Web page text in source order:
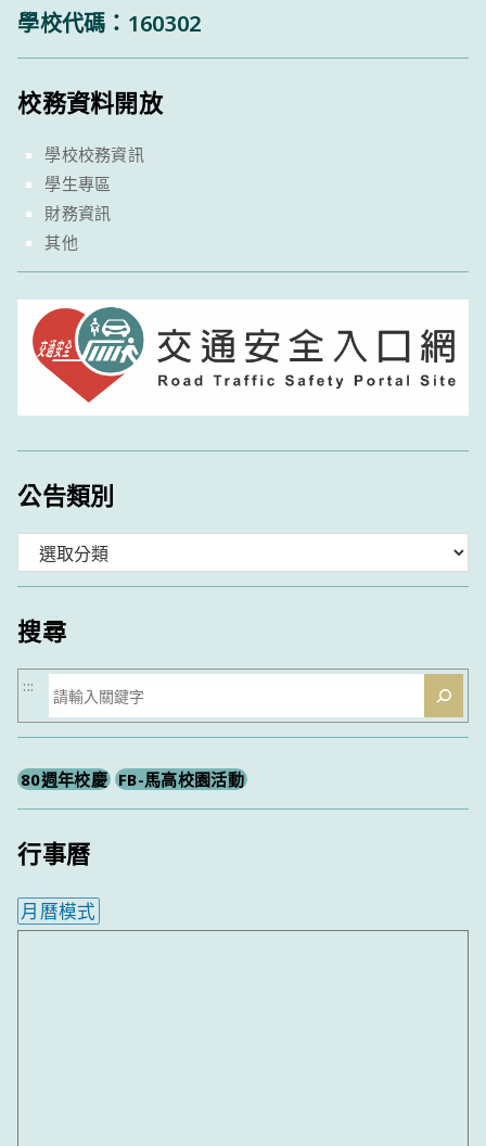
學校代碼：160302
校務資料開放
學校校務資訊
學生專區
財務資訊
其他
公告類別
類
搜尋
搜
尋
:::
80週年校慶 FB-馬高校園活動
行事曆
月曆模式